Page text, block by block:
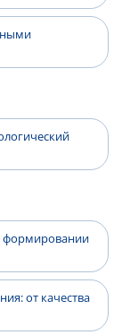
формировании
от качества